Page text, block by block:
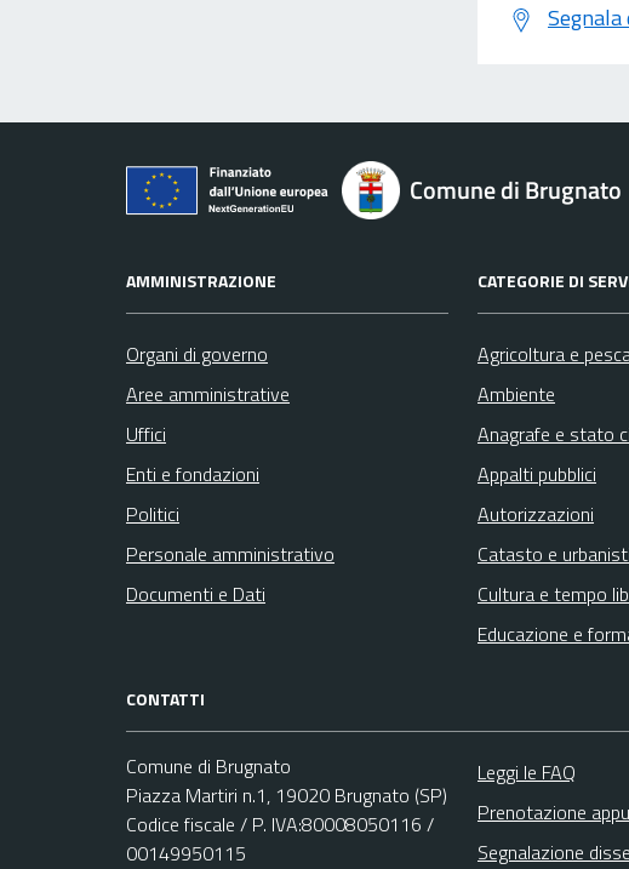
Comune di Brugnato
AMMINISTRAZIONE
Organi di governo
Aree amministrative
Uffici
Enti e fondazioni
Politici
Personale amministrativo
Documenti e Dati
CATEGORIE DI
Agricoltura e
Ambiente
Anagrafe e stato
Appalti pubblici
Autorizzazioni
Catasto e
Cultura e tempo
Educazione e
CONTATTI
Comune di Brugnato
Piazza Martiri n.1, 19020 Brugnato (SP)
Codice fiscale / P. IVA:80008050116 /
00149950115
Leggi le FAQ
Prenotazione
Segnalazione